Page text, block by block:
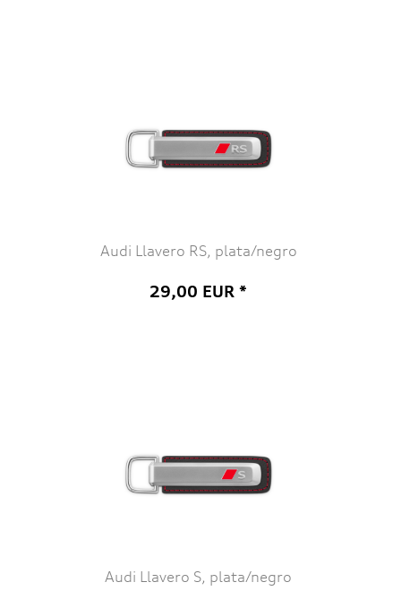
Audi Llavero RS, plata/negro
29,00 EUR *
Audi Llavero S, plata/negro